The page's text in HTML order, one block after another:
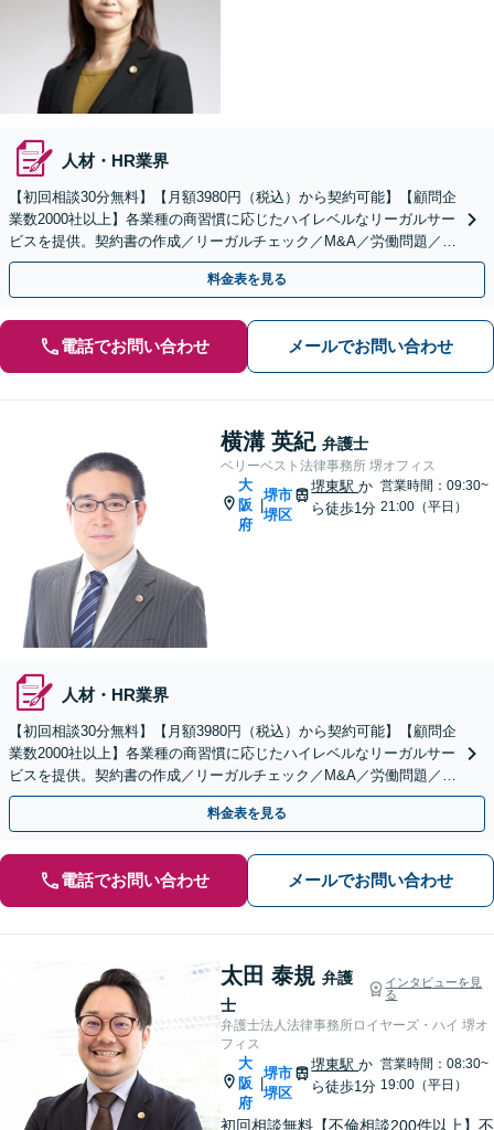
人材・HR業界
【初回相談30分無料】【月額3980円（税込）から契約可能】【顧問企
業数2000社以上】各業種の商習慣に応じたハイレベルなリーガルサー
ビスを提供。契約書の作成／リーガルチェック／M&A／労働問題／知
的財産等、お任せください【他士業連携可能】
料金表を見る
電話でお問い合わせ メールでお問い合わせ
横溝 英紀 弁護士
ベリーベスト法律事務所 堺オフィス
大
阪
府
|
堺市
堺区
堺東駅か
ら徒歩1分
営業時間：09:30~
21:00（平日）
人材・HR業界
【初回相談30分無料】【月額3980円（税込）から契約可能】【顧問企
業数2000社以上】各業種の商習慣に応じたハイレベルなリーガルサー
ビスを提供。契約書の作成／リーガルチェック／M&A／労働問題／知
的財産等、お任せください【他士業連携可能】
料金表を見る
電話でお問い合わせ メールでお問い合わせ
太田 泰規 弁護
士
インタビューを見
る
弁護士法人法律事務所ロイヤーズ・ハイ 堺オ
フィス
大
阪
府
|
堺市
堺区
堺東駅か
ら徒歩1分
営業時間：08:30~
19:00（平日）
初回相談無料【不倫相談200件以上】不